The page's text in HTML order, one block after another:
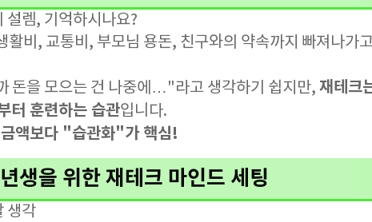
설렘, 기억하시나요?
활비, 교통비, 부모님 용돈, 친구와의 약속까지 빠져나가
돈을 모으는 건 나중에…"라고 생각하기 쉽지만, 재테크
터 훈련하는 습관입니다.
액보다 "습관화"가 핵심!
생을 위한 재테크 마인드 세팅
생각